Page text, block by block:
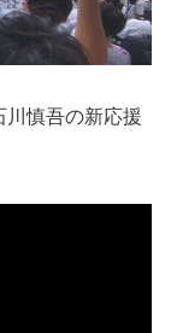
川慎吾の新応援